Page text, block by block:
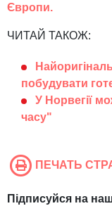
Європи.
ЧИТАЙ ТАКОЖ:
побудувати
У Норвегії
часу"
ПЕЧАТЬ
Підписуйся на